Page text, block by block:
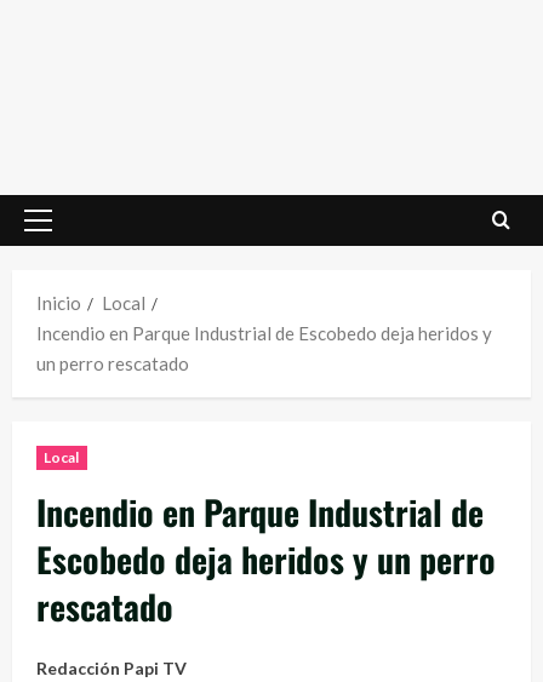
Menú
Inicio
Local
Incendio en Parque Industrial de Escobedo deja heridos y
un perro rescatado
Local
Incendio en Parque Industrial de
Escobedo deja heridos y un perro
rescatado
Redacción Papi TV